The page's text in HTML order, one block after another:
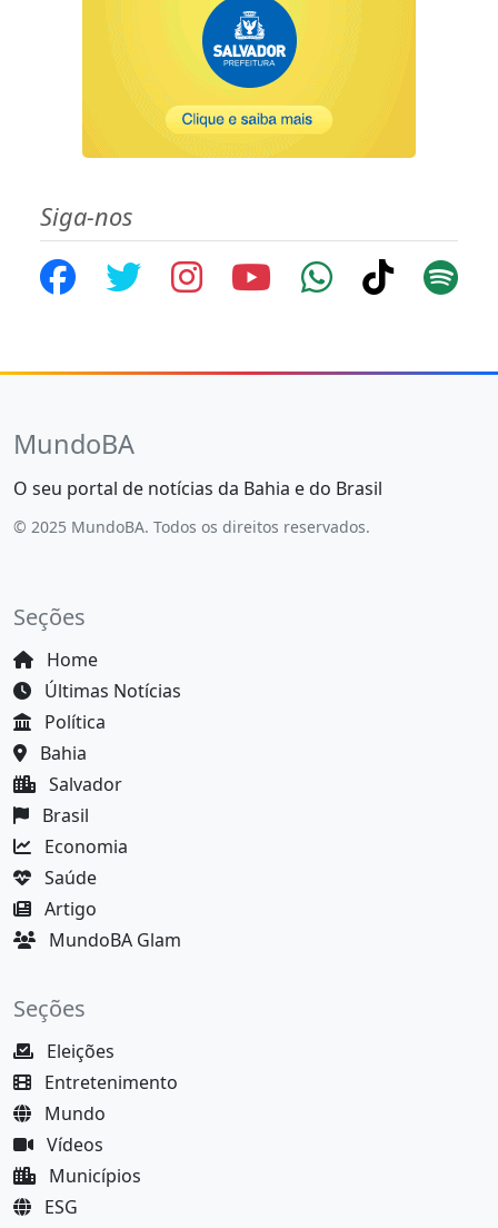
Siga-nos
MundoBA
O seu portal de notícias da Bahia e do Brasil
© 2025 MundoBA. Todos os direitos reservados.
Seções
Home
Últimas Notícias
Política
Bahia
Salvador
Brasil
Economia
Saúde
Artigo
MundoBA Glam
Seções
Eleições
Entretenimento
Mundo
Vídeos
Municípios
ESG